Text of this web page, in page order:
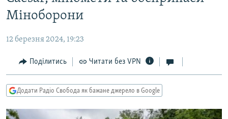
Перейти
до
основної
навігації
Перейти
до
пошуку
СТАТТІ
ЕКОНОМІКА
СУСПІЛЬСТВО
РОСІЙСЬКА «ФІЛЬТРАЦІЯ»
ДОНБАС.РЕАЛІЇ
ТИ ЯК?
Міноборони
12 березня 2024, 19:23
Поділитись Читати без VPN
Додати Радіо Свобода як бажане джерело в Google